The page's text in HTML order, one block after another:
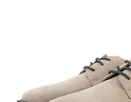
Босоножки
Челси